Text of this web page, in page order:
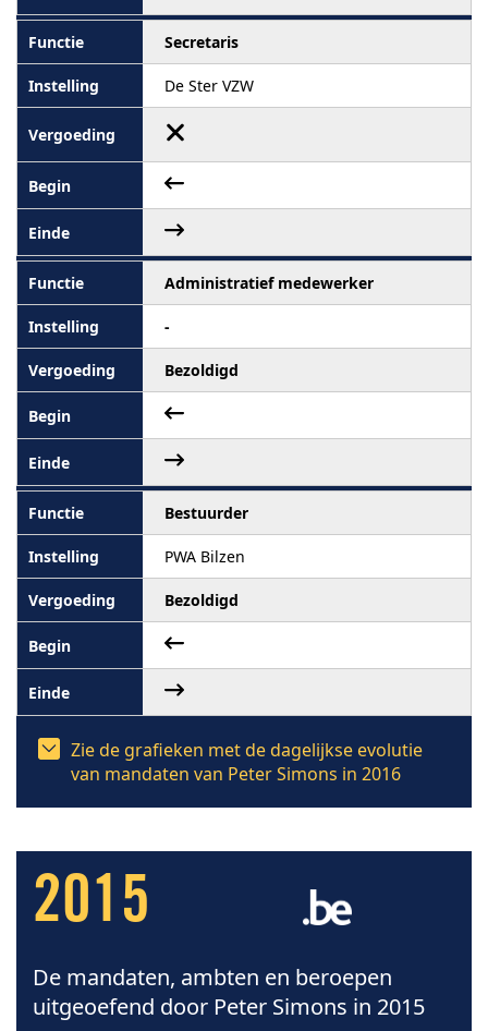
Secretaris
De Ster VZW
Administratief medewerker
-
Bezoldigd
Bestuurder
PWA Bilzen
Bezoldigd
Zie de grafieken met de dagelijkse evolutie
van mandaten van Peter Simons in 2016
2015
De mandaten, ambten en beroepen
uitgeoefend door Peter Simons in 2015